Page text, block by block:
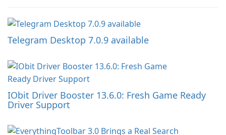
Telegram Desktop 7.0.9 available
IObit Driver Booster 13.6.0: Fresh Game Ready
Driver Support